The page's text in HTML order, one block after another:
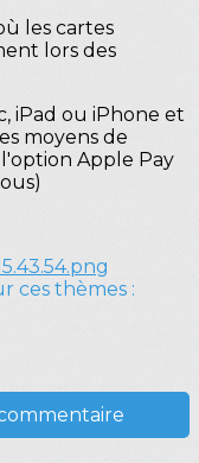
les cartes
lors des
iPad ou iPhone et
moyens de
Apple Pay
ces thèmes :